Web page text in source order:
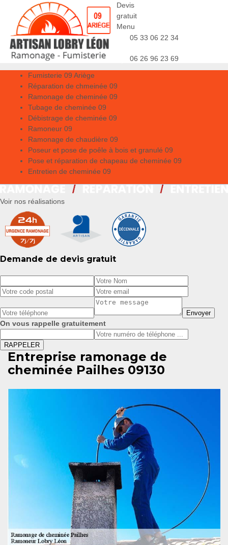
Devis
gratuit
Menu
05 33 06 22 34
06 26 96 23 69
Fumisterie 09 Ariège
Réparation de chmeinée 09
Ramonage de cheminée 09
Tubage de cheminée 09
Débistrage de cheminée 09
Ramoneur 09
Ramonage de chaudière 09
Poseur et pose de poêle à bois et granulé 09
Pose et réparation de chapeau de cheminée 09
Entretien de cheminée 09
Voir nos réalisations
Demande de devis gratuit
On vous rappelle gratuitement
Entreprise ramonage de
cheminée Pailhes 09130